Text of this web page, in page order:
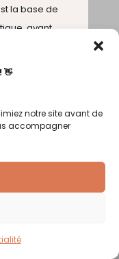
👋
notre site avant de
accompagner
la base de
avant
clarté sur la
de